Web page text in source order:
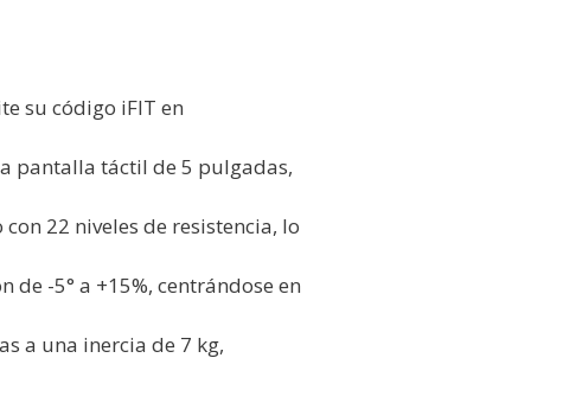
su código iFIT en
pantalla táctil de 5 pulgadas,
22 niveles de resistencia, lo
-5° a +15%, centrándose en
a una inercia de 7 kg,